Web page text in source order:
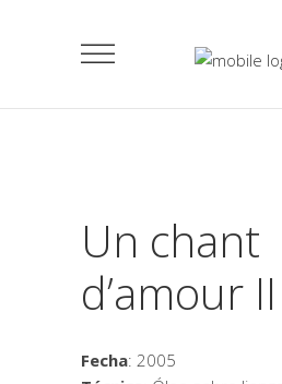
Un chant
d’amour II
Fecha: 2005